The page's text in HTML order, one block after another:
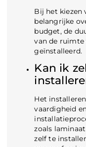
Bij het kiezen
belangrijke
budget, de
van de ruimte
geïnstalleerd.
Kan ik
Het
vaardigheid
zoals
zelf te